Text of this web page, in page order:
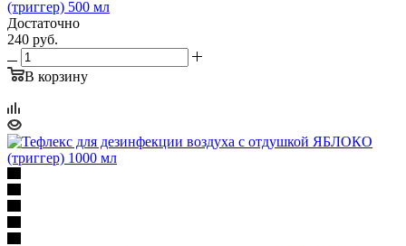
(триггер) 500 мл
Достаточно
240 руб.
В корзину